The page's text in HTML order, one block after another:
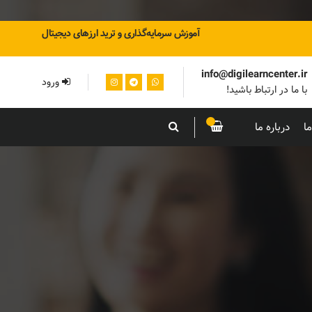
آموزش سرمایه‌گذاری و ترید ارزهای دیجیتال
info@digilearncenter.ir
با ما در ارتباط باشید! ورود
درباره ما